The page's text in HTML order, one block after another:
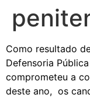
Como resultado
Defensoria
comprometeu a
deste ano, os